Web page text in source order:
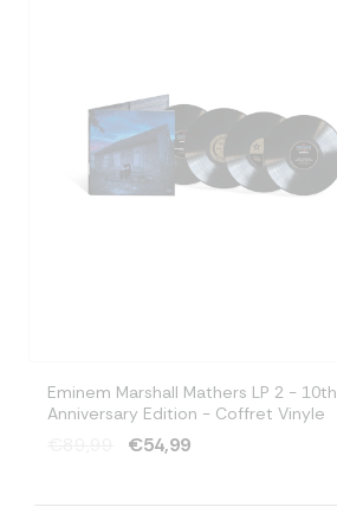
Eminem Marshall Mathers LP 2 - 10th
Anniversary Edition - Coffret Vinyle
€54,99